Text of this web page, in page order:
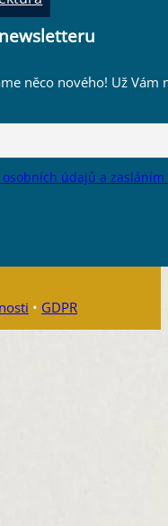
něco nového! Už Vám
údajů a
• GDPR